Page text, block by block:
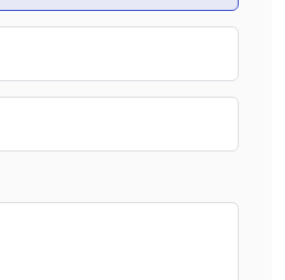
点起，为交易者提供严格的定价和直
易者。 ECN 账户持有人须遵守每手